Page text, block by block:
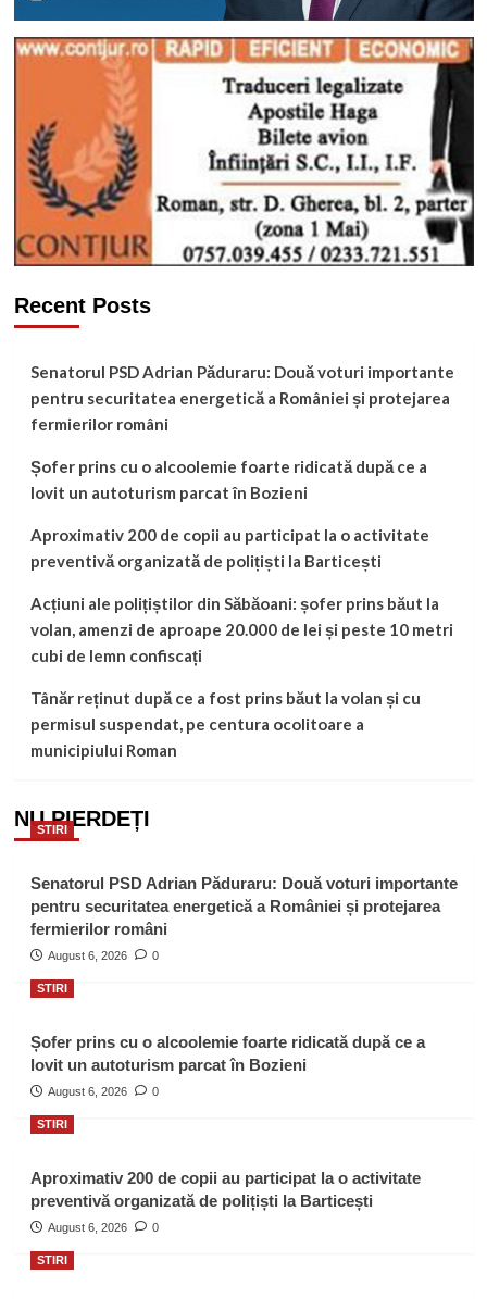
Recent Posts
Senatorul PSD Adrian Păduraru: Două voturi importante
pentru securitatea energetică a României și protejarea
fermierilor români
Șofer prins cu o alcoolemie foarte ridicată după ce a
lovit un autoturism parcat în Bozieni
Aproximativ 200 de copii au participat la o activitate
preventivă organizată de polițiști la Barticești
Acțiuni ale polițiștilor din Săbăoani: șofer prins băut la
volan, amenzi de aproape 20.000 de lei și peste 10 metri
cubi de lemn confiscați
Tânăr reținut după ce a fost prins băut la volan și cu
permisul suspendat, pe centura ocolitoare a
municipiului Roman
NU PIERDEȚI
STIRI
Senatorul PSD Adrian Păduraru: Două voturi importante
pentru securitatea energetică a României și protejarea
fermierilor români
August 6, 2026 0
STIRI
Șofer prins cu o alcoolemie foarte ridicată după ce a
lovit un autoturism parcat în Bozieni
August 6, 2026 0
STIRI
Aproximativ 200 de copii au participat la o activitate
preventivă organizată de polițiști la Barticești
August 6, 2026 0
STIRI